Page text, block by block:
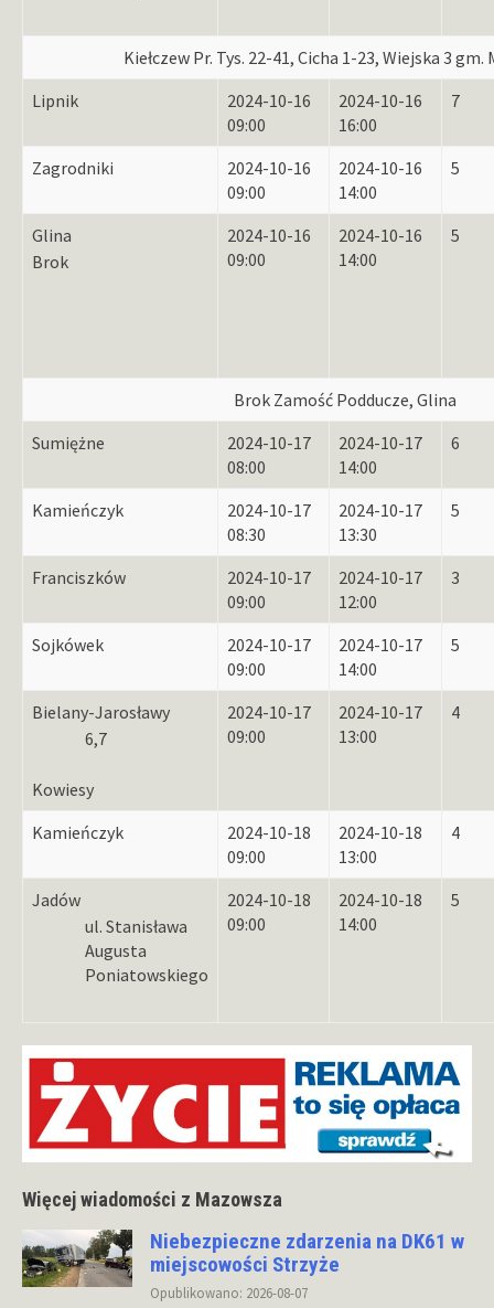
Kiełczew Pr. Tys. 22-41, Cicha 1-23, Wiejska 3 gm.
Lipnik
2024-10-16
09:00
2024-10-16
16:00
7
Zagrodniki
2024-10-16
09:00
2024-10-16
14:00
5
Glina
Brok
2024-10-16
09:00
2024-10-16
14:00
5
Brok Zamość Podducze, Glina
Sumiężne
2024-10-17
08:00
2024-10-17
14:00
6
Kamieńczyk
2024-10-17
08:30
2024-10-17
13:30
5
Franciszków
2024-10-17
09:00
2024-10-17
12:00
3
Sojkówek
2024-10-17
09:00
2024-10-17
14:00
5
Bielany-Jarosławy
6,7
Kowiesy
2024-10-17
09:00
2024-10-17
13:00
4
Kamieńczyk
2024-10-18
09:00
2024-10-18
13:00
4
Jadów
ul. Stanisława
Augusta
Poniatowskiego
2024-10-18
09:00
2024-10-18
14:00
5
Więcej wiadomości z Mazowsza
Niebezpieczne zdarzenia na DK61 w
miejscowości Strzyże
Opublikowano: 2026-08-07